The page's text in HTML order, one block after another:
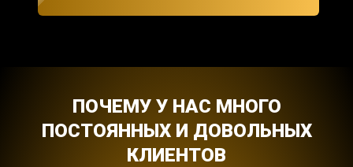
ПОЧЕМУ У НАС МНОГО
ПОСТОЯННЫХ И ДОВОЛЬНЫХ
КЛИЕНТОВ